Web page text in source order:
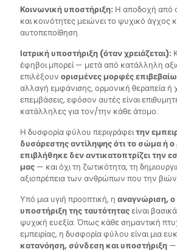
Κοινωνική υποστήριξη: Η αποδοχή από
και κοινότητες μειώνει το ψυχικό άγχος
αυτοπεποίθηση.
Ιατρική υποστήριξη (όταν χρειάζεται):
έφηβοι μπορεί — μετά από κατάλληλη
επιλέξουν ορισμένες μορφές
αλλαγή εμφάνισης, ορμονική θεραπεία ή
επεμβάσεις, εφόσον αυτές είναι
κατάλληλες για τον/την κάθε άτομο.
Η δυσφορία φύλου περιγράφειτην
δυσάρεστης αντίληψης ότι το σώμα ή
επιβλήθηκε δεν αντικατοπτρίζει την
μας — και όχι τη ζωτικότητα, τη
αξιοπρέπεια των ανθρώπων που την
Υπό μια υγιή προοπτική, η αναγνώριση,
υποστήριξη της ταυτότηταςείναι
ψυχική ευεξία. Όπως κάθε σημαντική
εμπειρίας, η δυσφορία φύλου είναι μια
κατανόηση, σύνδεση και υποστήριξη —